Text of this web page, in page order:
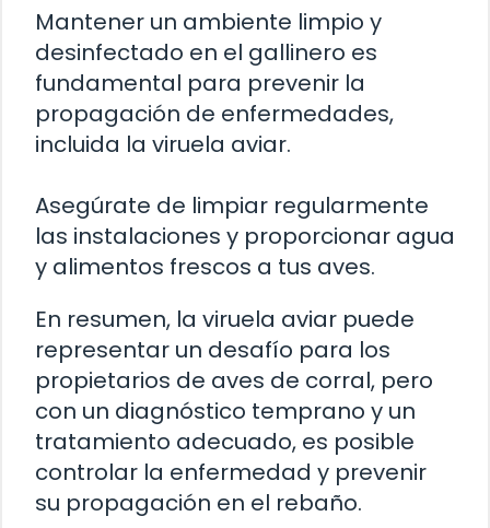
Mantener un ambiente limpio y
desinfectado en el gallinero es
fundamental para prevenir la
propagación de enfermedades,
incluida la viruela aviar.
Asegúrate de limpiar regularmente
las instalaciones y proporcionar agua
y alimentos frescos a tus aves.
En resumen, la viruela aviar puede
representar un desafío para los
propietarios de aves de corral, pero
con un diagnóstico temprano y un
tratamiento adecuado, es posible
controlar la enfermedad y prevenir
su propagación en el rebaño.